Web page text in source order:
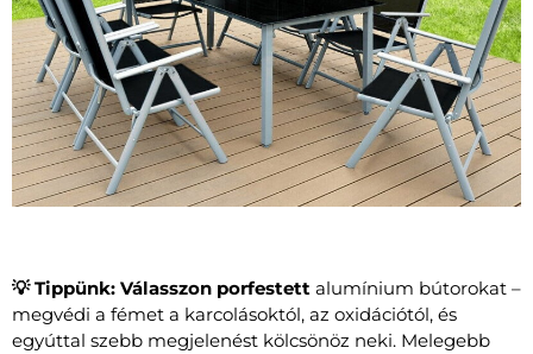
💡 Tippünk: Válasszon porfestett alumínium bútorokat –
megvédi a fémet a karcolásoktól, az oxidációtól, és
egyúttal szebb megjelenést kölcsönöz neki. Melegebb